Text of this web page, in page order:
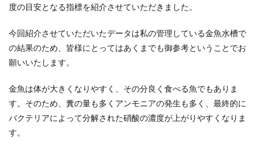
度の目安となる指標を紹介させていただきました。
今回紹介させていただいたデータは私の管理している金魚水槽で
の結果のため、皆様にとってはあくまでも御参考ということでお
願いいたします。
金魚は体が大きくなりやすく、その分良く食べる魚でもありま
す。そのため、糞の量も多くアンモニアの発生も多く、最終的に
バクテリアによって分解された硝酸の濃度が上がりやすくなりま
す。